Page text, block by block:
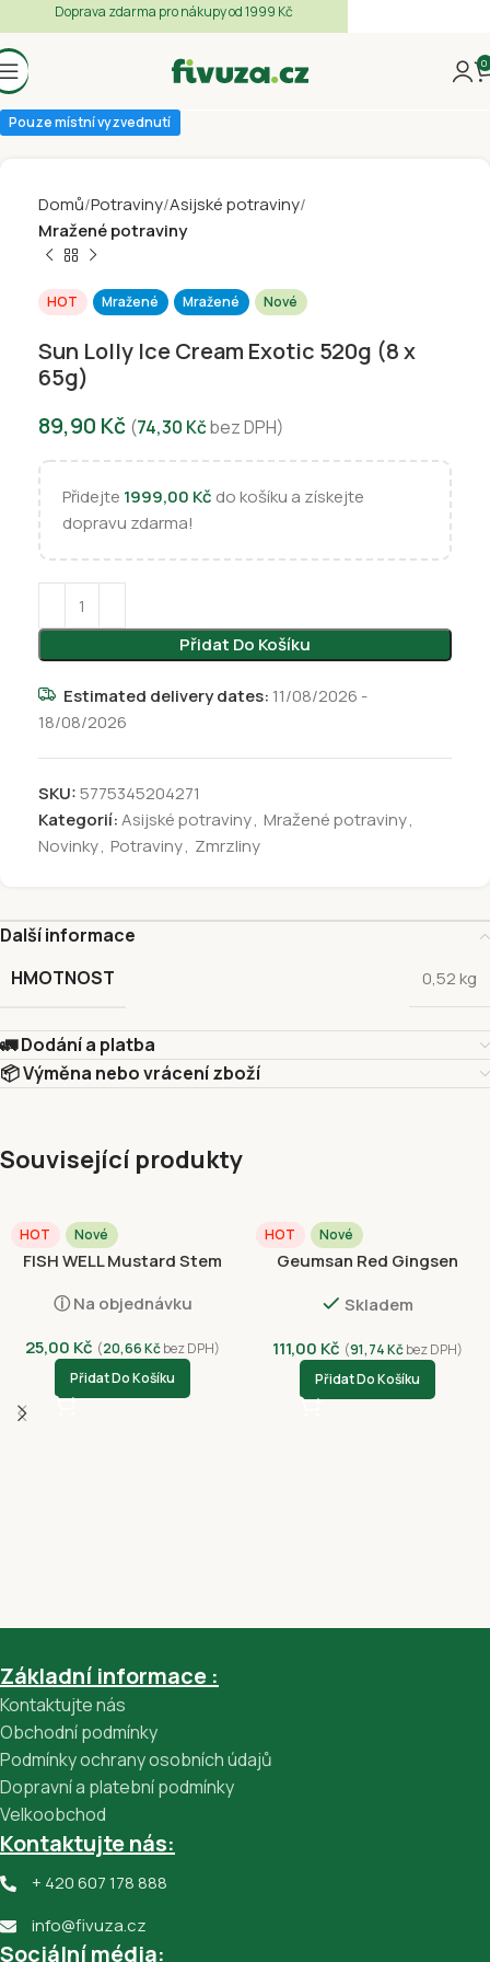
0
Pouze místní vyzvednutí
Domů Potraviny Asijské potraviny
Mražené potraviny
HOT Mražené Mražené Nové
Sun Lolly Ice Cream Exotic 520g (8 x
65g)
89,90 Kč (74,30 Kčbez DPH)
Přidejte 1999,00 Kč do košíku a získejte
dopravu zdarma!
Přidat Do Košíku
Estimated delivery dates: 11/08/2026 -
18/08/2026
SKU:5775345204271
Kategorií:Asijské potraviny, Mražené potraviny,
Novinky, Potraviny, Zmrzliny
Další informace
HMOTNOST
0,52 kg
🚛 Dodání a platba
📦 Výměna nebo vrácení zboží
Související produkty
HOT Nové
FISH WELL Mustard Stem
ⓘ Na objednávku
25,00 Kč (20,66Kčbez DPH)
Přidat Do Košíku
HOT Nové
Geumsan Red Gingsen
Skladem
111,00 Kč (91,74Kčbez DPH)
Přidat Do Košíku
Základní informace :
Kontaktujte nás
Obchodní podmínky
Podmínky ochrany osobních údajů
Dopravní a platební podmínky
Velkoobchod
Kontaktujte nás:
+ 420 607 178 888
info@fivuza.cz
Sociální média:
Doprava zdarma pro nákupy od 1999 Kč